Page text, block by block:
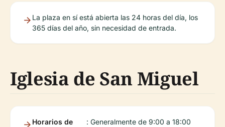
La plaza en sí está abierta las 24 horas del día, los
365 días del año, sin necesidad de entrada.
Iglesia de San Miguel
Horarios de
: Generalmente de 9:00 a 18:00